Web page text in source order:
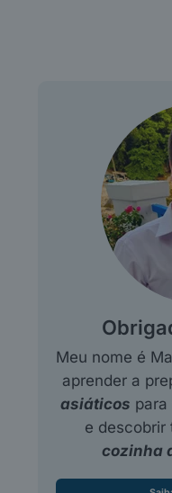
Meu nome é
aprender a
asiáticos
e descobrir
cozinha